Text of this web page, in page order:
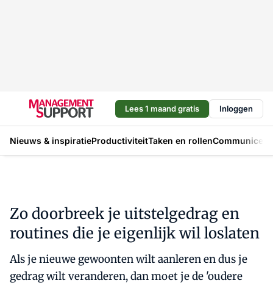
Lees 1 maand gratis Inloggen
Nieuws & inspiratieProductiviteitTaken en rollen
Zo doorbreek je uitstelgedrag en
routines die je eigenlijk wil loslaten
Als je nieuwe gewoonten wilt aanleren en dus je
gedrag wilt veranderen, dan moet je de 'oudere